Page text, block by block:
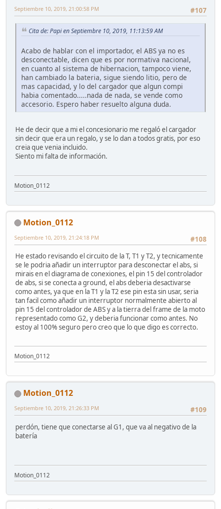
#107
Septiembre 10, 2019, 21:00:58 PM
Cita de: Papi en Septiembre 10, 2019, 11:13:59 AM
Acabo de hablar con el importador, el ABS ya no es
desconectable, dicen que es por normativa nacional,
en cuanto al sistema de hibernacion, tampoco viene,
han cambiado la bateria, sigue siendo litio, pero de
mas capacidad, y lo del cargador que algun compi
habia comentado.....nada de nada, se vende como
accesorio. Espero haber resuelto alguna duda.
He de decir que a mi el concesionario me regaló el cargador
sin decir que era un regalo, y se lo dan a todos gratis, por eso
creia que venia incluido.
Siento mi falta de información.
Motion_0112
Motion_0112
#108
Septiembre 10, 2019, 21:24:18 PM
He estado revisando el circuito de la T, T1 y T2, y tecnicamente
se le podria añadir un interruptor para desconectar el abs, si
mirais en el diagrama de conexiones, el pin 15 del controlador
de abs, si se conecta a ground, el abs deberia desactivarse
como antes, ya que en la T1 y la T2 ese pin esta sin usar, seria
tan facil como añadir un interruptor normalmente abierto al
pin 15 del controlador de ABS y a la tierra del frame de la moto
representado como G2, y deberia funcionar como antes. No
estoy al 100% seguro pero creo que lo que digo es correcto.
Motion_0112
Motion_0112
#109
Septiembre 10, 2019, 21:26:33 PM
perdón, tiene que conectarse al G1, que va al negativo de la
batería
Motion_0112